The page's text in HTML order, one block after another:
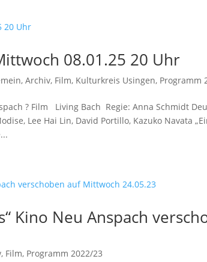
08.01.25 20 Uhr
,Archiv, Film, Kulturkreis Usingen, Programm
? Film Living Bach Regie: Anna Schmidt
Lee Hai Lin, David Portillo, Kazuko Navata
Kino Neu Anspach
, Film, Programm 2022/23